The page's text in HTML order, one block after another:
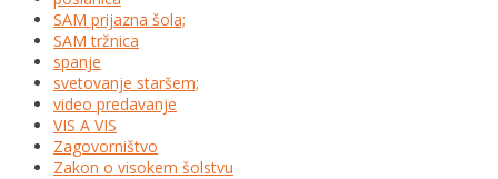
SAM prijazna šola;
SAM tržnica
spanje
svetovanje staršem;
video predavanje
VIS A VIS
Zagovorništvo
Zakon o visokem šolstvu